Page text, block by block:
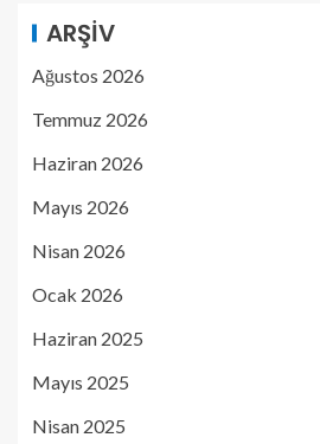
ARŞIV
Ağustos 2026
Temmuz 2026
Haziran 2026
Mayıs 2026
Nisan 2026
Ocak 2026
Haziran 2025
Mayıs 2025
Nisan 2025